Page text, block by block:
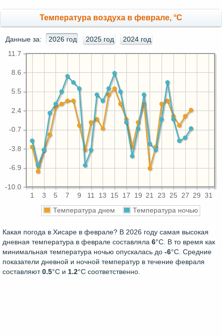
Температура воздуха в феврале, °C
Данные за: 2026 год 2025 год 2024 год
1 3 5 7 9 11 13 15 17 19 21 23 25 27 29 31
-10.0
-6.9
-3.8
-0.7
2.4
5.5
8.6
11.7
Температура днем Температура ночью
Какая погода в Хисаре в феврале? В 2026 году самая высокая
дневная температура в феврале составляла 6°С. В то время как
минимальная температура ночью опускалась до -6°C. Средние
показатели дневной и ночной температур в течение февраля
составляют0.5°С и 1.2°С соответственно.